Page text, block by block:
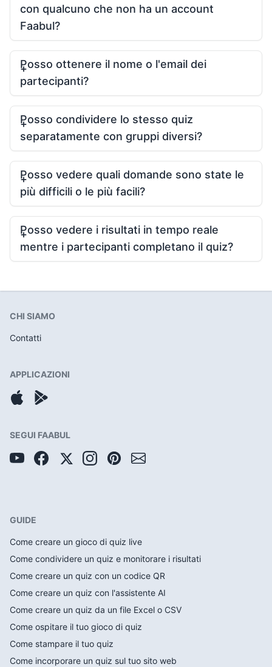
con qualcuno che non ha un account
Faabul?
Posso ottenere il nome o l'email dei
partecipanti?
Posso condividere lo stesso quiz
separatamente con gruppi diversi?
Posso vedere quali domande sono state le
più difficili o le più facili?
Posso vedere i risultati in tempo reale
mentre i partecipanti completano il quiz?
CHI SIAMO
Contatti
APPLICAZIONI
SEGUI FAABUL
GUIDE
Come creare un gioco di quiz live
Come condividere un quiz e monitorare i risultati
Come creare un quiz con un codice QR
Come creare un quiz con l'assistente AI
Come creare un quiz da un file Excel o CSV
Come ospitare il tuo gioco di quiz
Come stampare il tuo quiz
Come incorporare un quiz sul tuo sito web